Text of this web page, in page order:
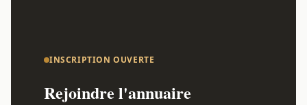
INSCRIPTION OUVERTE
Rejoindre l'annuaire